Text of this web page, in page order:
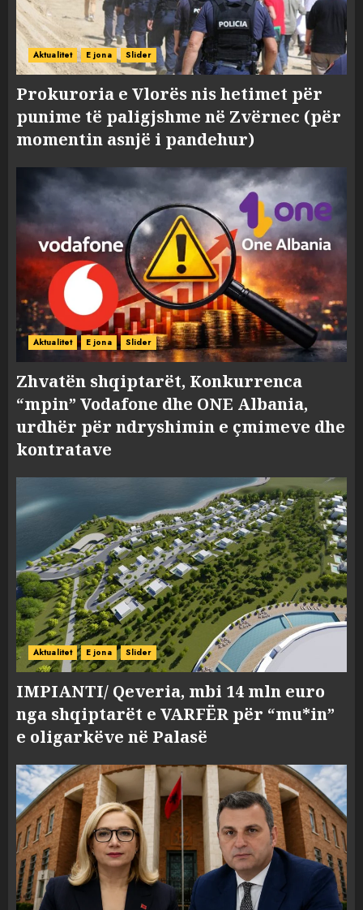
Aktualitet E jona Slider
Prokuroria e Vlorës nis hetimet për
punime të paligjshme në Zvërnec (për
momentin asnjë i pandehur)
Aktualitet E jona Slider
Zhvatën shqiptarët, Konkurrenca
“mpin” Vodafone dhe ONE Albania,
urdhër për ndryshimin e çmimeve dhe
kontratave
Aktualitet E jona Slider
IMPIANTI/ Qeveria, mbi 14 mln euro
nga shqiptarët e VARFËR për “mu*in”
e oligarkëve në Palasë